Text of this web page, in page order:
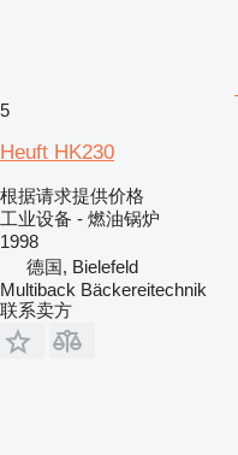
5
Heuft HK230
根据请求提供价格
工业设备 - 燃油锅炉
1998
德国, Bielefeld
Multiback Bäckereitechnik
联系卖方